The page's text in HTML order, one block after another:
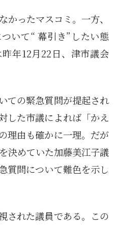
ったマスコミ。一方、
いて“ 幕引き”したい態
年12月22日、津市議会
ての緊急質問が提起され
した市議によれば「かえ
理由も確かに一理。だが
決めていた加藤美江子議
質問について難色を示し
された議員である。この